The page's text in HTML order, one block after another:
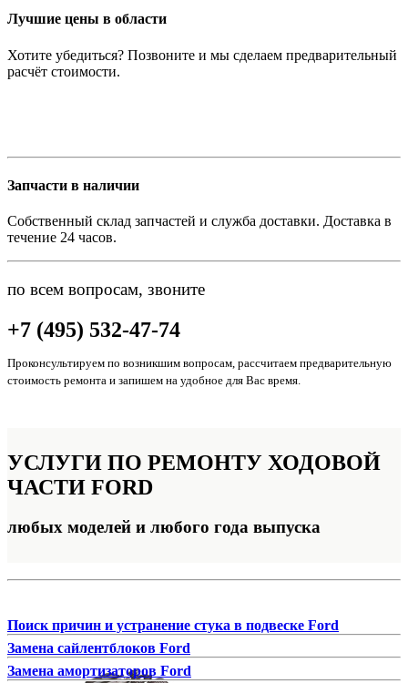
Лучшие цены в области
Хотите убедиться? Позвоните и мы сделаем предварительный
расчёт стоимости.
Запчасти в наличии
Собственный склад запчастей и служба доставки. Доставка в
течение 24 часов.
по всем вопросам, звоните
+7 (495) 532-47-74
Проконсультируем по возникшим вопросам, рассчитаем предварительную
стоимость ремонта и запишем на удобное для Вас время.
УСЛУГИ ПО РЕМОНТУ ХОДОВОЙ
ЧАСТИ FORD
любых моделей и любого года выпуска
Поиск причин и устранение стука в подвеске Ford
Замена сайлентблоков Ford
Замена амортизаторов Ford